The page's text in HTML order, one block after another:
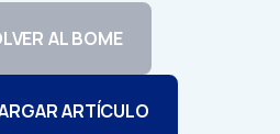
AL BOME
ARTÍCULO